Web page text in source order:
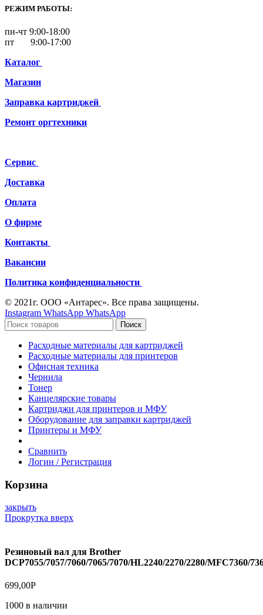
РЕЖИМ РАБОТЫ:
пн-чт 9:00-18:00
пт 9:00-17:00
Каталог
Магазин
Заправка картриджей
Ремонт оргтехники
Сервис
Доставка
Оплата
О фирме
Контакты
Вакансии
Политика конфиденциальности
© 2021г. ООО «Антарес». Все права защищены.
Instagram WhatsApp WhatsApp
Поиск
Расходные материалы для картриджей
Расходные материалы для принтеров
Офисная техника
Чернила
Тонер
Канцелярские товары
Картриджи для принтеров и МФУ
Оборудование для заправки картриджей
Принтеры и МФУ
Сравнить
Логин / Регистрация
Корзина
закрыть
Прокрутка вверх
Резиновый вал для Brother
DCP7055/7057/7060/7065/7070/HL2240/2270/2280/MFC7360/
699,00Р
1000 в наличии